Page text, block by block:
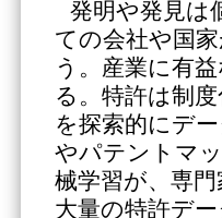
発明や発見は
ての会社や国
う。産業に有
る。特許は制
を探索的にデ
やパテントマ
械学習が、専
大量の特許デ